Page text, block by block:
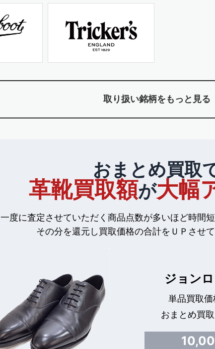
取り扱い銘柄をもっと見る
おまとめ買取
革靴買取額が大幅
一度に査定させていただく商品点数が多いほど時間
その分を還元し買取価格の合計をＵＰさせ
ジョン
単品買取
おまとめ買